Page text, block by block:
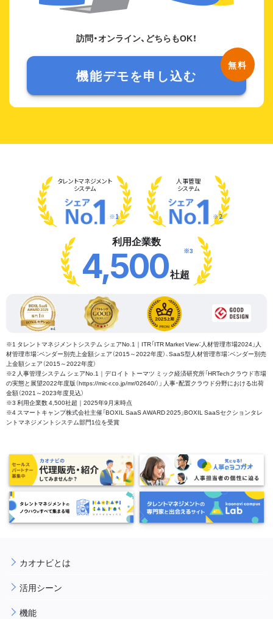
訪問・オンライン、どちらもOK！
機能デモを申し込む
タレントマネジメント
システム
※1
人事管理
システム
※2
利用企業数
4,500社超
※3
※1 タレントマネジメントシステム シェアNo.1｜ITR「ITR Market View：人材管理市場2024」人
材管理市場：ベンダー別売上金額シェア（2015～2022年度）、SaaS型人材管理市場：ベンダー別売
上金額シェア（2015～2022年度）
※2 人事管理システム シェアNo.1｜デロイト トーマツ ミック経済研究所「HRTechクラウド市場
の実態と展望2022年度版（https://mic-r.co.jp/mr/02640/）」 人事・配置クラウド分野における出荷
金額（2021～2023年度見込）
※3 利用企業数 4,500社超｜2025年9月末時点
※4 スマートキャンプ株式会社主催「BOXIL SaaS AWARD 2025」BOXIL SaaSセクションタレ
ントマネジメントシステム部門1位を受賞
カオナビとは
活用シーン
機能